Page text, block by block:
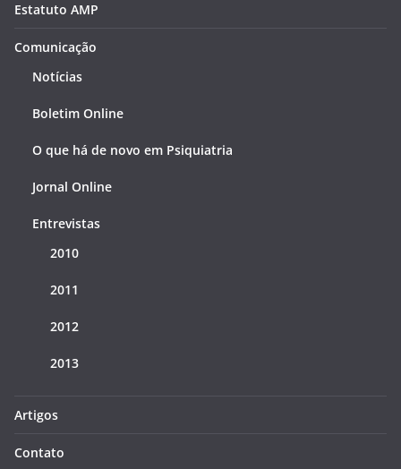
Estatuto AMP
Comunicação
Notícias
Boletim Online
O que há de novo em Psiquiatria
Jornal Online
Entrevistas
2010
2011
2012
2013
Artigos
Contato